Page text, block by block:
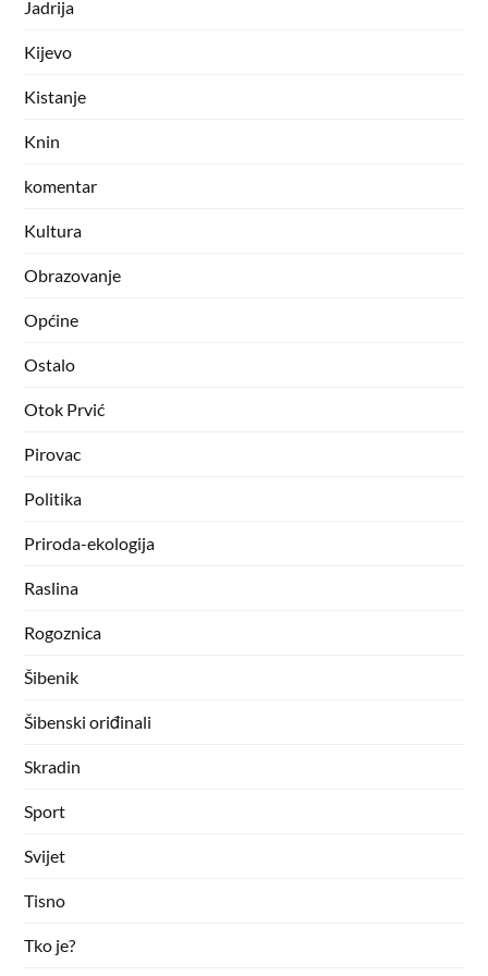
Jadrija
Kijevo
Kistanje
Knin
komentar
Kultura
Obrazovanje
Općine
Ostalo
Otok Prvić
Pirovac
Politika
Priroda-ekologija
Raslina
Rogoznica
Šibenik
Šibenski oriđinali
Skradin
Sport
Svijet
Tisno
Tko je?